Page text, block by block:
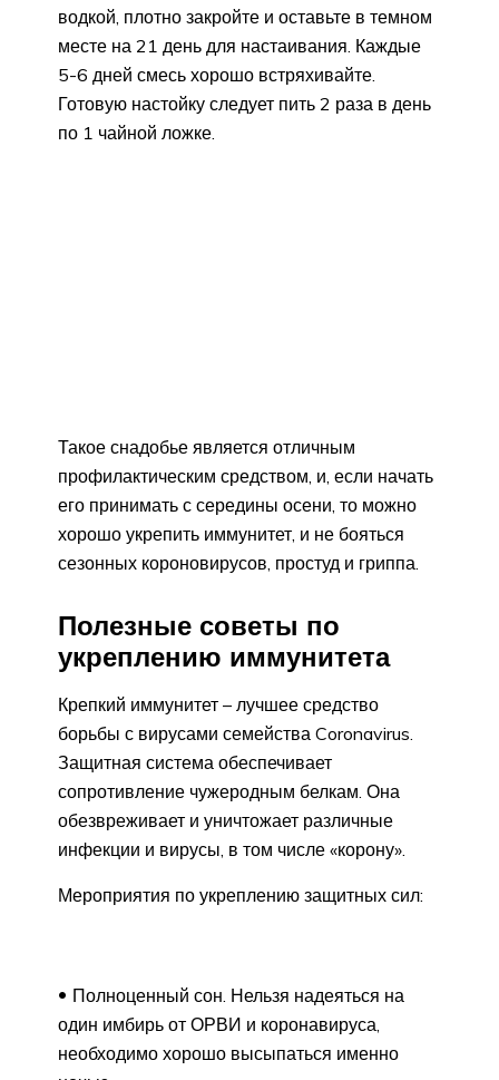
водкой, плотно закройте и оставьте в темном
месте на 21 день для настаивания. Каждые
5-6 дней смесь хорошо встряхивайте.
Готовую настойку следует пить 2 раза в день
по 1 чайной ложке.
Такое снадобье является отличным
профилактическим средством, и, если начать
его принимать с середины осени, то можно
хорошо укрепить иммунитет, и не бояться
сезонных короновирусов, простуд и гриппа.
Полезные советы по
укреплению иммунитета
Крепкий иммунитет – лучшее средство
борьбы с вирусами семейства Coronavirus.
Защитная система обеспечивает
сопротивление чужеродным белкам. Она
обезвреживает и уничтожает различные
инфекции и вирусы, в том числе «корону».
Мероприятия по укреплению защитных сил:
Полноценный сон. Нельзя надеяться на
один имбирь от ОРВИ и коронавируса,
необходимо хорошо высыпаться именно